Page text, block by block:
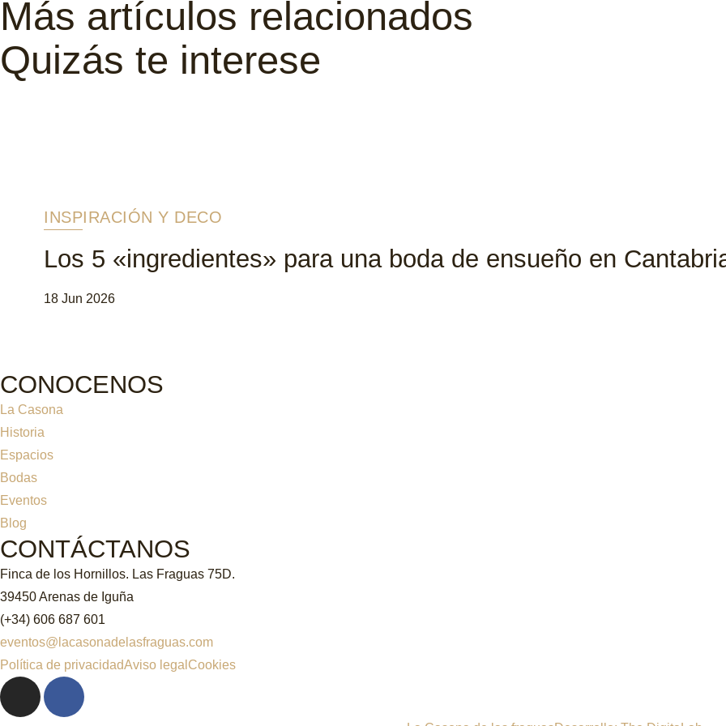
Más artículos relacionados
Quizás te interese
INSPIRACIÓN Y DECO
Los 5 «ingredientes» para una boda de ensueño en
18 Jun 2026
CONOCENOS
La Casona
Historia
Espacios
Bodas
Eventos
Blog
CONTÁCTANOS
Finca de los Hornillos. Las Fraguas 75D.
39450 Arenas de Iguña
(+34) 606 687 601
eventos@lacasonadelasfraguas.com
Política de privacidadAviso legal Cookies